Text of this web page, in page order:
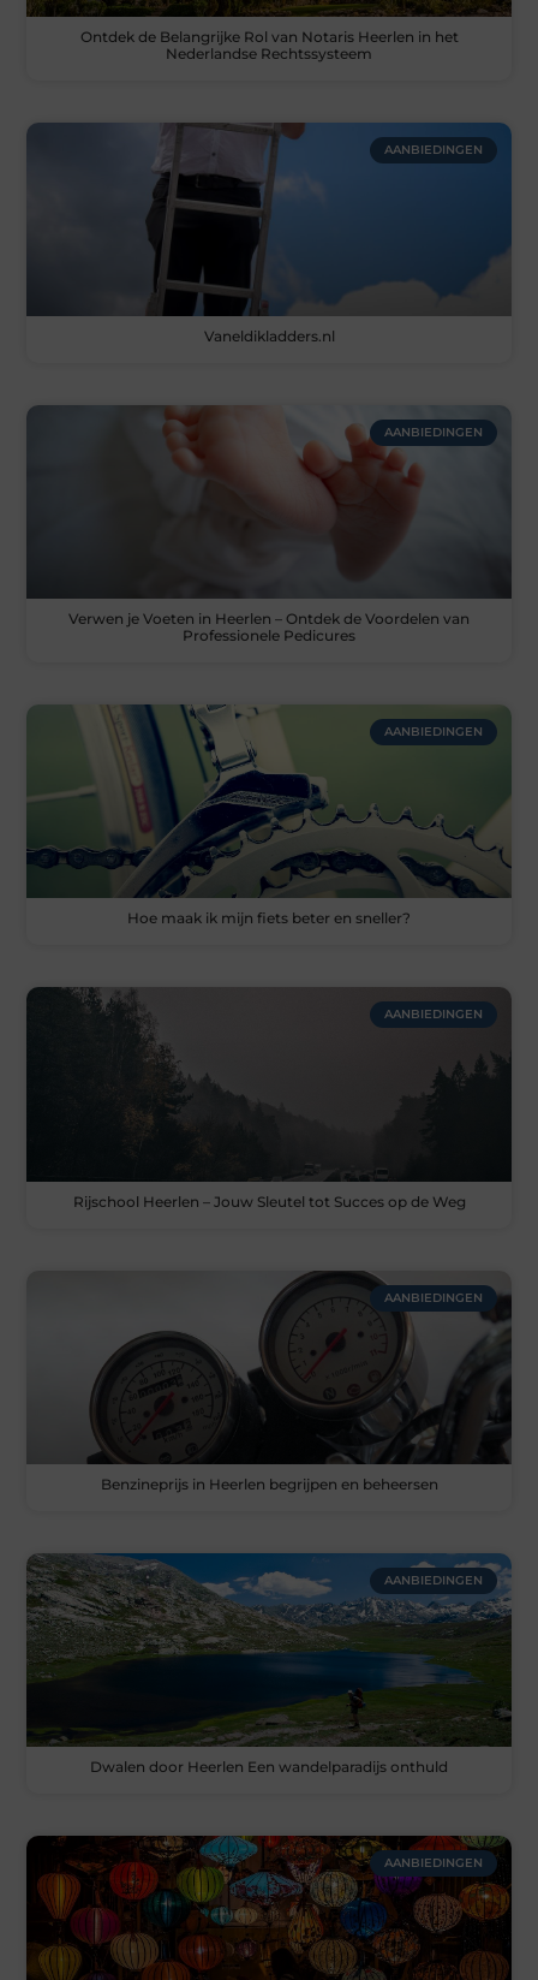
Ontdek de Belangrijke Rol van Notaris Heerlen in het
Nederlandse Rechtssysteem
AANBIEDINGEN
Vaneldikladders.nl
AANBIEDINGEN
Verwen je Voeten in Heerlen – Ontdek de Voordelen van
Professionele Pedicures
AANBIEDINGEN
Hoe maak ik mijn fiets beter en sneller?
AANBIEDINGEN
Rijschool Heerlen – Jouw Sleutel tot Succes op de Weg
AANBIEDINGEN
Benzineprijs in Heerlen begrijpen en beheersen
AANBIEDINGEN
Dwalen door Heerlen Een wandelparadijs onthuld
AANBIEDINGEN